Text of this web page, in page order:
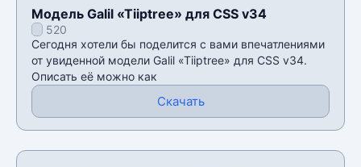
Модель Galil «Tiiptree» для CSS v34
520
Сегодня хотели бы поделится с вами впечатлениями
от увиденной модели Galil «Tiiptree» для CSS v34.
Описать её можно как
Скачать